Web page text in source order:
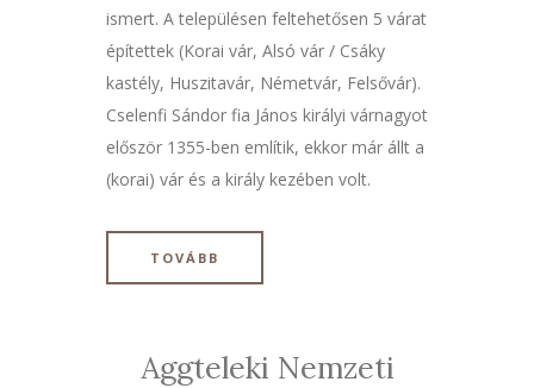
ismert. A településen feltehetősen 5 várat
építettek (Korai vár, Alsó vár / Csáky
kastély, Huszitavár, Németvár, Felsővár).
Cselenfi Sándor fia János királyi várnagyot
először 1355-ben említik, ekkor már állt a
(korai) vár és a király kezében volt.
TOVÁBB
Aggteleki Nemzeti